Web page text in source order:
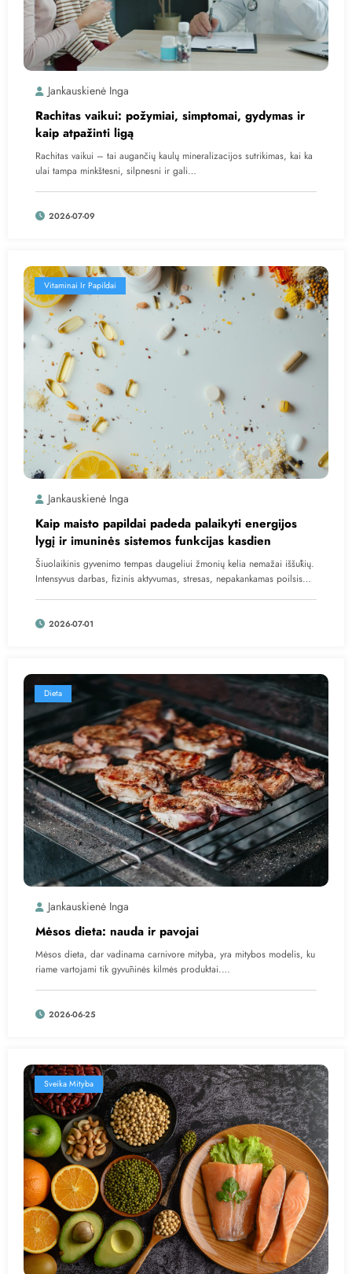
Jankauskienė Inga
Rachitas vaikui: požymiai, simptomai, gydymas ir
kaip atpažinti ligą
Rachitas vaikui – tai augančių kaulų mineralizacijos sutrikimas, kai ka
ulai tampa minkštesni, silpnesni ir gali…
2026-07-09
Vitaminai Ir Papildai
Jankauskienė Inga
Kaip maisto papildai padeda palaikyti energijos
lygį ir imuninės sistemos funkcijas kasdien
Šiuolaikinis gyvenimo tempas daugeliui žmonių kelia nemažai iššūkių.
Intensyvus darbas, fizinis aktyvumas, stresas, nepakankamas poilsis…
2026-07-01
Dieta
Jankauskienė Inga
Mėsos dieta: nauda ir pavojai
Mėsos dieta, dar vadinama carnivore mityba, yra mitybos modelis, ku
riame vartojami tik gyvūninės kilmės produktai.…
2026-06-25
Sveika Mityba